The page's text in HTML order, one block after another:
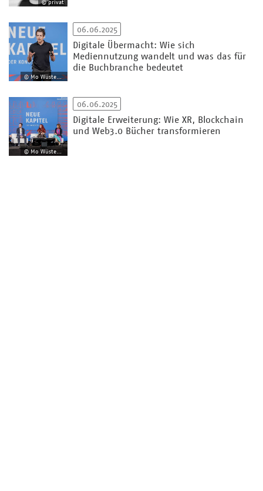
© privat
© Mo Wüstenhagen
06.06.2025
Digitale Übermacht: Wie sich
Mediennutzung wandelt und was das für
die Buchbranche bedeutet
© Mo Wüstenhagen
06.06.2025
Digitale Erweiterung: Wie XR, Blockchain
und Web3.0 Bücher transformieren